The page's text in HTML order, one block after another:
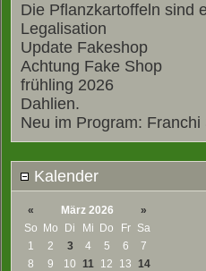
Die Pflanzkartoffeln sind
Legalisation
Update Fakeshop
Achtung Fake Shop
frühling 2026
Dahlien.
Neu im Program: Franchi
Kalender
« März 2026
»
So Mo Di Mi Do Fr
Sa
1
2 3 4 5 6
7
8
9 10 11 12 13 14